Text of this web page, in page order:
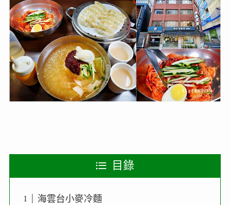
目錄
海雲台小麥冷麵